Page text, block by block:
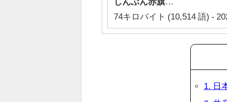
74キロバイト (10,514 語) -
1. 日